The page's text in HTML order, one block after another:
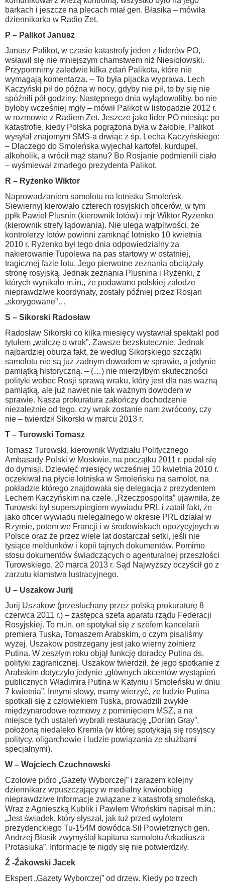
barkach i jeszcze na plecach miał gen. Błasika – mówiła
dziennikarka w Radio Zet.
P – Palikot Janusz
Janusz Palikot, w czasie katastrofy jeden z liderów PO,
wsławił się nie mniejszym chamstwem niż Niesiołowski.
Przypomnimy zaledwie kilka zdań Palikota, które nie
wymagają komentarza. – To była pijacka wyprawa. Lech
Kaczyński pił do późna w nocy, gdyby nie pił, to by się nie
spóźnili pół godziny. Następnego dnia wylądowaliby, bo nie
byłoby wcześniej mgły – mówił Palikot w listopadzie 2012 r.
w rozmowie z Radiem Zet. Jeszcze jako lider PO miesiąc po
katastrofie, kiedy Polska pogrążona była w żałobie, Palikot
wysyłał znajomym SMS-a drwiąc z śp. Lecha Kaczyńskiego:
– Dlaczego do Smoleńska wyjechał kartofel, kurdupel,
alkoholik, a wrócił mąż stanu? Bo Rosjanie podmienili ciało
– wyśmiewał zmarłego prezydenta Palikot.
R – Ryżenko Wiktor
Naprowadzaniem samolotu na lotnisku Smoleńsk-
Siewiernyj kierowało czterech rosyjskich oficerów, w tym
ppłk Pawieł Plusnin (kierownik lotów) i mjr Wiktor Ryżenko
(kierownik strefy lądowania). Nie ulega wątpliwości, że
kontrolerzy lotów powinni zamknąć lotnisko 10 kwietnia
2010 r. Ryżenko był tego dnia odpowiedzialny za
nakierowanie Tupolewa na pas startowy w ostatniej,
tragicznej fazie lotu. Jego pierwotne zeznania obciążały
stronę rosyjską. Jednak zeznania Plusnina i Ryżenki, z
których wynikało m.in., że podawano polskiej załodze
nieprawdziwe koordynaty, zostały później przez Rosjan
„skorygowane”…
S – Sikorski Radosław
Radosław Sikorski co kilka miesięcy wystawiał spektakl pod
tytułem „walczę o wrak”. Zawsze bezskutecznie. Jednak
najbardziej oburza fakt, że według Sikorskiego szczątki
samolotu nie są już żadnym dowodem w sprawie, a jedynie
pamiątką historyczną. – (…) nie mierzyłbym skuteczności
polityki wobec Rosji sprawą wraku, który jest dla nas ważną
pamiątką, ale już nawet nie tak ważnym dowodem w
sprawie. Nasza prokuratura zakończy dochodzenie
niezależnie od tego, czy wrak zostanie nam zwrócony, czy
nie – twierdził Sikorski w marcu 2013 r.
T – Turowski Tomasz
Tomasz Turowski, kierownik Wydziału Politycznego
Ambasady Polski w Moskwie, na początku 2011 r. podał się
do dymisji. Dziewięć miesięcy wcześniej 10 kwietnia 2010 r.
oczekiwał na płycie lotniska w Smoleńsku na samolot, na
pokładzie którego znajdowała się delegacja z prezydentem
Lechem Kaczyńskim na czele. „Rzeczpospolita” ujawniła, że
Turowski był superszpiegiem wywiadu PRL i zataił fakt, że
jako oficer wywiadu nielegalnego w okresie PRL działał w
Rzymie, potem we Francji i w środowiskach opozycyjnych w
Polsce oraz że przez wiele lat dostarczał setki, jeśli nie
tysiące meldunków i kopii tajnych dokumentów. Pomimo
stosu dokumentów świadczących o agenturalnej przeszłości
Turowskiego, 20 marca 2013 r. Sąd Najwyższy oczyścił go z
zarzutu kłamstwa lustracyjnego.
U – Uszakow Jurij
Jurij Uszakow (przesłuchany przez polską prokuraturę 8
czerwca 2011 r.) – zastępca szefa aparatu rządu Federacji
Rosyjskiej. To m.in. on spotykał się z szefem kancelarii
premiera Tuska, Tomaszem Arabskim, o czym pisaliśmy
wyżej. Uszakow postrzegany jest jako wierny żołnierz
Putina. W zeszłym roku objął funkcję doradcy Putina ds.
polityki zagranicznej. Uszakow twierdził, że jego spotkanie z
Arabskim dotyczyło jedynie „głównych akcentów wystąpień
publicznych Władimira Putina w Katyniu i Smoleńsku w dniu
7 kwietnia”. Innymi słowy, mamy wierzyć, że ludzie Putina
spotkali się z człowiekiem Tuska, prowadzili zwykłe
międzynarodowe rozmowy z pominięciem MSZ, a na
miejsce tych ustaleń wybrali restaurację „Dorian Gray”,
położoną niedaleko Kremla (w której spotykają się rosyjscy
politycy, oligarchowie i ludzie powiązania ze służbami
specjalnymi).
W – Wojciech Czuchnowski
Czołowe pióro „Gazety Wyborczej” i zarazem kolejny
dziennikarz wpuszczający w medialny krwioobieg
nieprawdziwe informacje związane z katastrofą smoleńską.
Wraz z Agnieszką Kublik i Pawłem Wrońskim napisał m.in.:
„Jest świadek, który słyszał, jak tuż przed wylotem
prezydenckiego Tu-154M dowódca Sił Powietrznych gen.
Andrzej Błasik zwymyślał kapitana samolotu Arkadiusza
Protasiuka”. Informacje te nigdy się nie potwierdziły.
Ź -Źakowski Jacek
Ekspert „Gazety Wyborczej” od drzew. Kiedy po trzech